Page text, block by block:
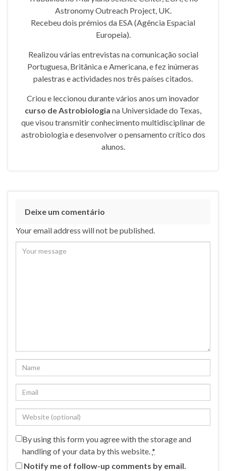
Astronomy Outreach Project, UK.
Recebeu dois prémios da ESA (Agência Espacial
Europeia).
Realizou várias entrevistas na comunicação social
Portuguesa, Britânica e Americana, e fez inúmeras
palestras e actividades nos três países citados.
Criou e leccionou durante vários anos um inovador
curso de Astrobiologia na Universidade do Texas,
que visou transmitir conhecimento multidisciplinar de
astrobiologia e desenvolver o pensamento crítico dos
alunos.
Deixe um comentário
Your email address will not be published.
By using this form you agree with the storage and
handling of your data by this website.*
Notify me of follow-up comments by email.